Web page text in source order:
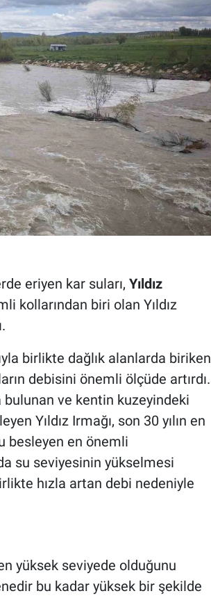
eriyen kar suları, Yıldız
kollarından biri olan Yıldız
birlikte dağlık alanlarda biriken
debisini önemli ölçüde artırdı.
ve kentin kuzeyindeki
Yıldız Irmağı, son 30 yılın en
besleyen en önemli
su seviyesinin yükselmesi
hızla artan debi nedeniyle
yüksek seviyede olduğunu
bu kadar yüksek bir şekilde